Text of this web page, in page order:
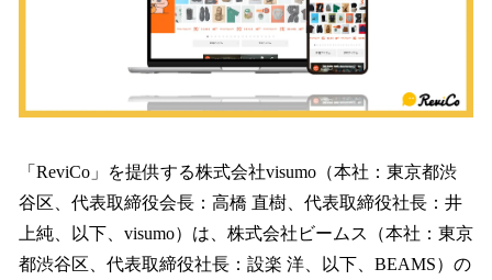
「ReviCo」を提供する株式会社visumo（本社：東京都渋
谷区、代表取締役会長：高橋 直樹、代表取締役社長：井
上純、以下、visumo）は、株式会社ビームス（本社：東京
都渋谷区、代表取締役社長：設楽 洋、以下、BEAMS）の